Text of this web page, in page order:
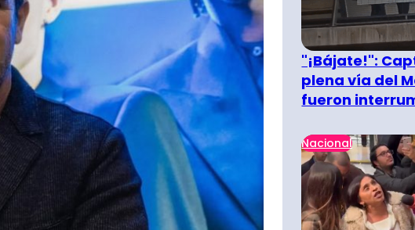
"¡Bájate!":
plena vía del
fueron
Nacional